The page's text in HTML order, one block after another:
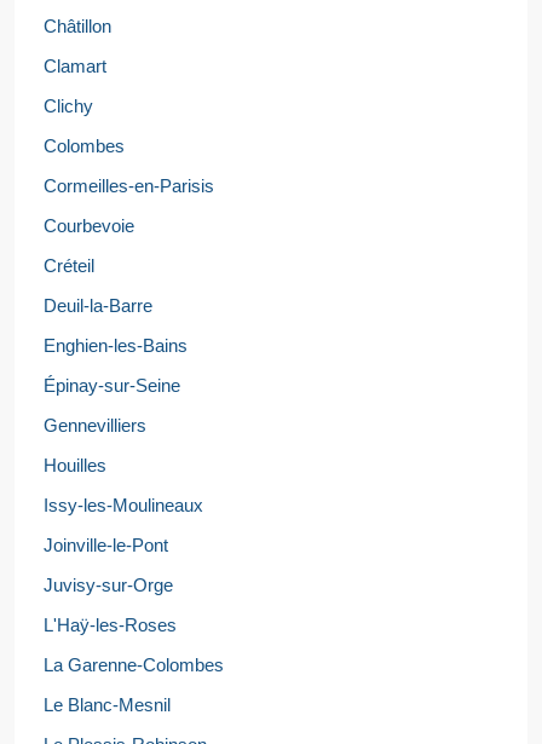
Châtillon
Clamart
Clichy
Colombes
Cormeilles-en-Parisis
Courbevoie
Créteil
Deuil-la-Barre
Enghien-les-Bains
Épinay-sur-Seine
Gennevilliers
Houilles
Issy-les-Moulineaux
Joinville-le-Pont
Juvisy-sur-Orge
L'Haÿ-les-Roses
La Garenne-Colombes
Le Blanc-Mesnil